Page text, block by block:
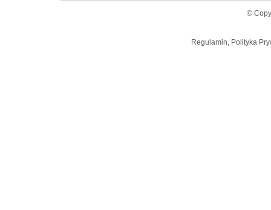
©
Regulamin, Polityka